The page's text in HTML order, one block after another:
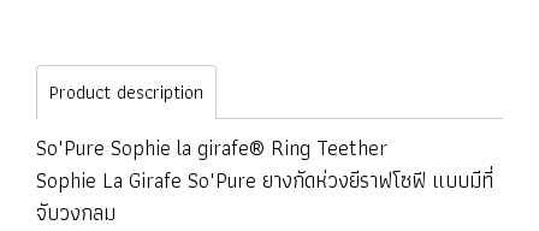
Product description
So'Pure Sophie la girafe® Ring Teether
Sophie La Girafe So'Pure ยางกัดห่วงยีราฟโซฟี แบบมีที่
จับวงกลม